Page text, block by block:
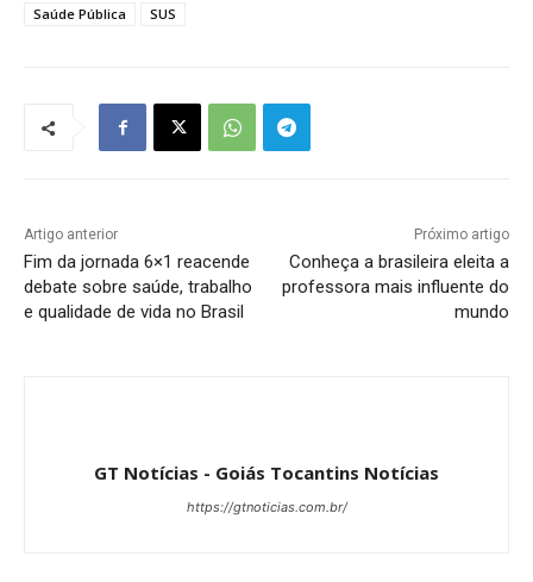
Saúde Pública
SUS
Artigo anterior
Fim da jornada 6×1 reacende
debate sobre saúde, trabalho
e qualidade de vida no Brasil
Próximo artigo
Conheça a brasileira eleita a
professora mais influente do
mundo
GT Notícias - Goiás Tocantins Notícias
https://gtnoticias.com.br/